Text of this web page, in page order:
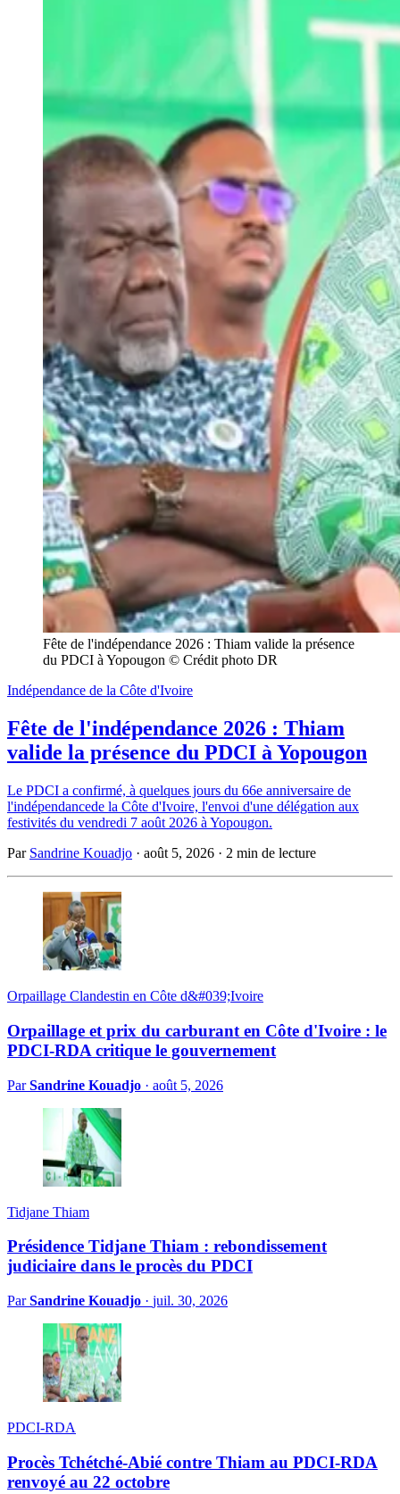
Fête de l'indépendance 2026 : Thiam valide la présence
du PDCI à Yopougon © Crédit photo DR
Indépendance de la Côte d'Ivoire
Fête de l'indépendance 2026 : Thiam
valide la présence du PDCI à Yopougon
Le PDCI a confirmé, à quelques jours du 66e anniversaire de
l'indépendancede la Côte d'Ivoire, l'envoi d'une délégation aux
festivités du vendredi 7 août 2026 à Yopougon.
Par Sandrine Kouadjo · août 5, 2026 · 2 min de lecture
Orpaillage Clandestin en Côte d&#039;Ivoire
Orpaillage et prix du carburant en Côte d'Ivoire : le
PDCI-RDA critique le gouvernement
ParSandrine Kouadjo · août 5, 2026
Tidjane Thiam
Présidence Tidjane Thiam : rebondissement
judiciaire dans le procès du PDCI
ParSandrine Kouadjo · juil. 30, 2026
PDCI-RDA
Procès Tchétché-Abié contre Thiam au PDCI-RDA
renvoyé au 22 octobre